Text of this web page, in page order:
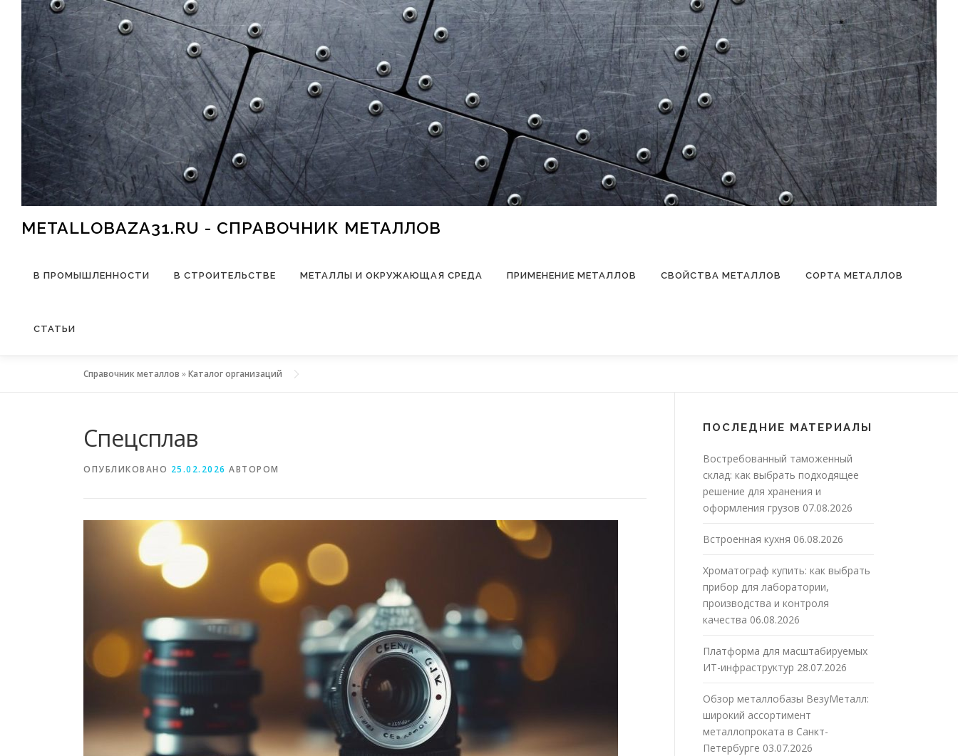
Перейти к содержимому
METALLOBAZA31.RU - СПРАВОЧНИК МЕТАЛЛОВ
В ПРОМЫШЛЕННОСТИ В СТРОИТЕЛЬСТВЕ МЕТАЛЛЫ И ОКРУЖАЮЩАЯ СРЕДА ПРИМЕНЕНИЕ МЕТАЛЛОВ СВОЙСТВА МЕТАЛЛОВ СОРТА МЕТАЛЛОВ
СТАТЬИ
Справочник металлов »Каталог организаций
Спецсплав
ОПУБЛИКОВАНО 25.02.2026 АВТОРОМ
ПОСЛЕДНИЕ МАТЕРИАЛЫ
Востребованный таможенный
склад: как выбрать подходящее
решение для хранения и
оформления грузов 07.08.2026
Встроенная кухня 06.08.2026
Хроматограф купить: как выбрать
прибор для лаборатории,
производства и контроля
качества 06.08.2026
Платформа для масштабируемых
ИТ-инфраструктур 28.07.2026
Обзор металлобазы ВезуМеталл:
широкий ассортимент
металлопроката в Санкт-
Петербурге 03.07.2026